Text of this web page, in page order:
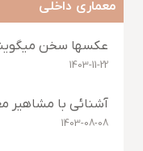
معماری داخلی
عکسها سخن میگویند
1403-11-22
آشنائی با مشاهیر
1403-08-08